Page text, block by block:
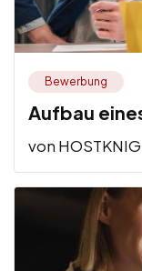
Bewerbung
Aufbau
von